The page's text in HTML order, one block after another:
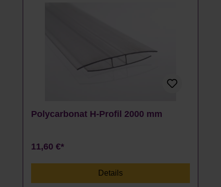
Polycarbonat H-Profil 2000 mm
11,60 €*
Details